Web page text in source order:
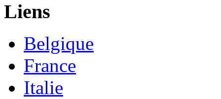
Liens
Belgique
France
Italie